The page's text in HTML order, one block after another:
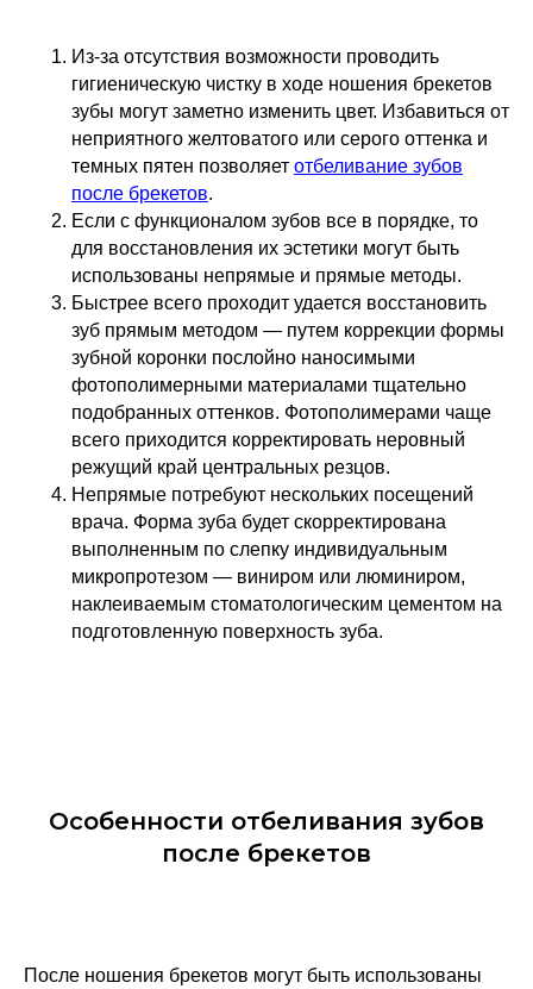
Из-за отсутствия возможности проводить
гигиеническую чистку в ходе ношения брекетов
зубы могут заметно изменить цвет. Избавиться от
неприятного желтоватого или серого оттенка и
темных пятен позволяет отбеливание зубов
после брекетов.
Если с функционалом зубов все в порядке, то
для восстановления их эстетики могут быть
использованы непрямые и прямые методы.
Быстрее всего проходит удается восстановить
зуб прямым методом — путем коррекции формы
зубной коронки послойно наносимыми
фотополимерными материалами тщательно
подобранных оттенков. Фотополимерами чаще
всего приходится корректировать неровный
режущий край центральных резцов.
Непрямые потребуют нескольких посещений
врача. Форма зуба будет скорректирована
выполненным по слепку индивидуальным
микропротезом — виниром или люминиром,
наклеиваемым стоматологическим цементом на
подготовленную поверхность зуба.
Особенности отбеливания зубов
после брекетов
После ношения брекетов могут быть использованы